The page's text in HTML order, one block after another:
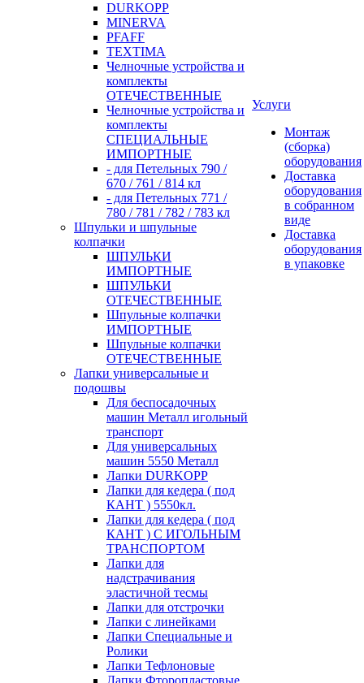
DURKOPP
MINERVA
PFAFF
TEXTIMA
Челночные устройства и
комплекты
ОТЕЧЕСТВЕННЫЕ
Челночные устройства и
комплекты
СПЕЦИАЛЬНЫЕ
ИМПОРТНЫЕ
- для Петельных 790 /
670 / 761 / 814 кл
- для Петельных 771 /
780 / 781 / 782 / 783 кл
Шпульки и шпульные
колпачки
ШПУЛЬКИ
ИМПОРТНЫЕ
ШПУЛЬКИ
ОТЕЧЕСТВЕННЫЕ
Шпульные колпачки
ИМПОРТНЫЕ
Шпульные колпачки
ОТЕЧЕСТВЕННЫЕ
Лапки универсальные и
подошвы
Для беспосадочных
машин Металл игольный
транспорт
Для универсальных
машин 5550 Металл
Лапки DURKOPP
Лапки для кедера ( под
КАНТ ) 5550кл.
Лапки для кедера ( под
КАНТ ) С ИГОЛЬНЫМ
ТРАНСПОРТОМ
Лапки для
надстрачивания
эластичной тесмы
Лапки для отстрочки
Лапки с линейками
Лапки Специальные и
Ролики
Лапки Тефлоновые
Лапки Фторопластовые
Услуги
Монтаж
(сборка)
оборудования
Доставка
оборудования
в собранном
виде
Доставка
оборудования
в упаковке